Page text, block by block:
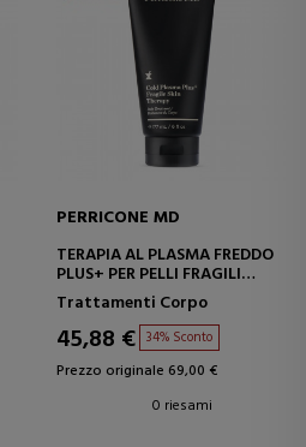
PERRICONE MD
TERAPIA AL PLASMA FREDDO
PLUS+ PER PELLI FRAGILI
CREMA CORPO
Trattamenti Corpo
45,88 € 34% Sconto
Prezzo originale 69,00 €
0 riesami